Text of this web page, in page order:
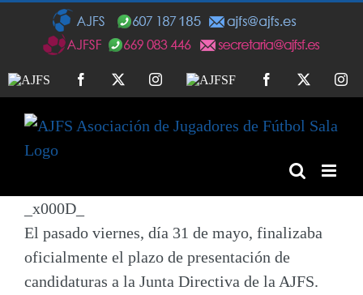
contenido
AJFS FacebookTwitterInstagram
AJFSF FacebookTwitter
_x000D_
El pasado viernes, día 31 de mayo, finalizaba
oficialmente el plazo de presentación de
candidaturas a la Junta Directiva de la AJFS.